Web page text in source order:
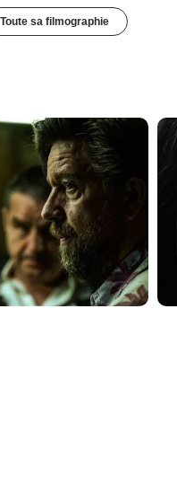
Toute sa filmographie